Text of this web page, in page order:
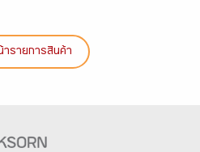
ารายการสินค้า